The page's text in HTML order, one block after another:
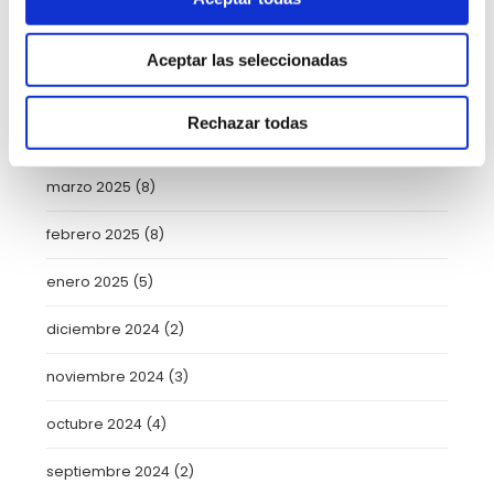
Aceptar las seleccionadas
Rechazar todas
mayo 2025(6)
marzo 2025 (8)
febrero 2025 (8)
enero 2025 (5)
diciembre 2024 (2)
noviembre 2024 (3)
octubre 2024 (4)
septiembre 2024 (2)